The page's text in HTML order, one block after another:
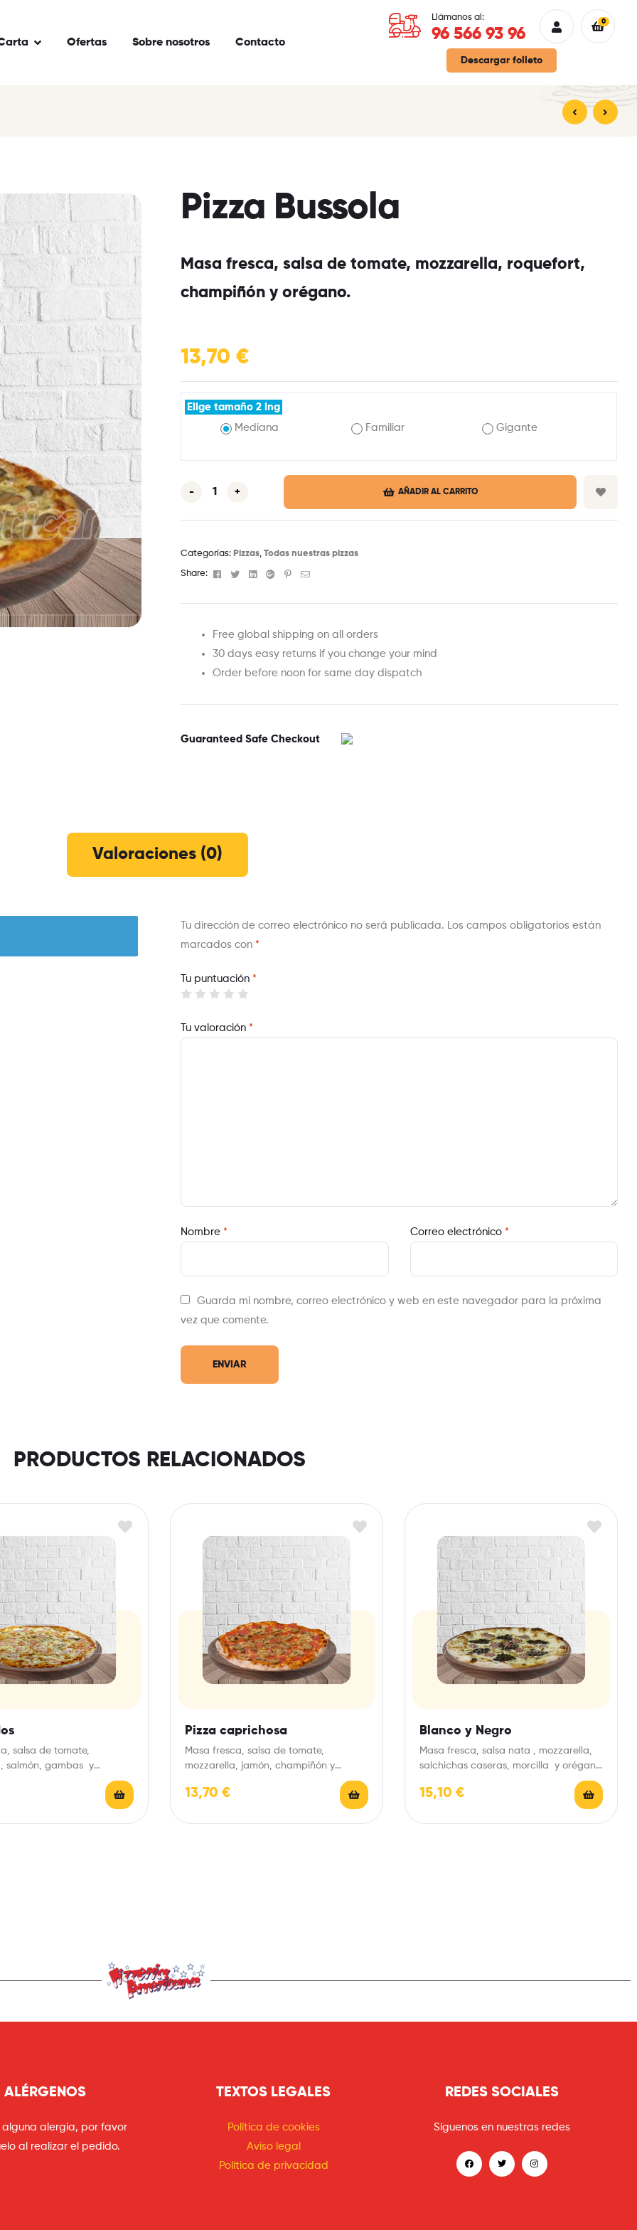
Ofertas Sobre nosotros Contacto
Llámanos al:
96 566 93 96
0
Descargar folleto
Pizza Bussola
Masa fresca, salsa de tomate, mozzarella, roquefort,
champiñón y orégano.
13,70 €
Elige tamaño 2 ing
Mediana
Familiar Gigante
- + AÑADIR AL CARRITO
Categorías: Pizzas, Todas nuestras pizzas
Share: Facebook
TwitterLinkedinGoogle+Pinterest
Email
Free global shipping on all orders
30 days easy returns if you change your mind
Order before noon for same day dispatch
Guaranteed Safe Checkout
Valoraciones (0)
Tu dirección de correo electrónico no será publicada.
Los campos obligatorios están
marcados con *
Tu puntuación *
Tu valoración *
Nombre * Correo electrónico *
Guarda mi nombre, correo electrónico y web en este navegador para la próxima
vez que comente.
PRODUCTOS RELACIONADOS
salsa de tomate,
salmón, gambas y
Pizza caprichosa
Masa fresca, salsa de tomate,
mozzarella, jamón, champiñón y
13,70 €
Blanco y Negro
Masa fresca, salsa nata , mozzarella,
salchichas caseras, morcilla y orégano.
15,10 €
ALÉRGENOS
alguna alergia, por favor
al realizar el pedido.
TEXTOS LEGALES
Política de cookies
Aviso legal
Política de privacidad
REDES SOCIALES
Síguenos en nuestras redes